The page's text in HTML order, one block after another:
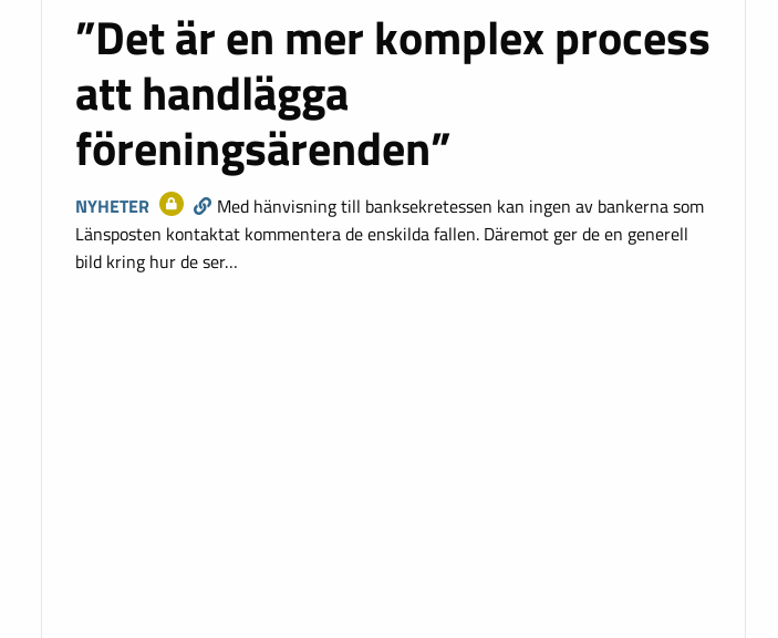
”Det är en mer komplex process
att handlägga
föreningsärenden”
NYHETER
Med hänvisning till banksekretessen kan ingen av bankerna som
Länsposten kontaktat kommentera de enskilda fallen. Däremot ger de en generell
bild kring hur de ser…